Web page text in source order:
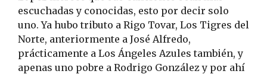
escuchadas y conocidas, esto por decir solo
uno. Ya hubo tributo a Rigo Tovar, Los Tigres del
Norte, anteriormente a José Alfredo,
prácticamente a Los Ángeles Azules también, y
apenas uno pobre a Rodrigo González y por ahí